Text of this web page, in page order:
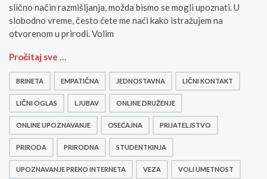
slično način razmišljanja, možda bismo se mogli upoznati. U
slobodno vreme, često ćete me naći kako istražujem na
otvorenom u prirodi. Volim
V
i
p
i
o
d
Pročitaj sve …
BRINETA EMPATIČNA JEDNOSTAVNA LIČNI KONTAKT
LIČNI OGLAS LJUBAV ONLINE DRUŽENJE
ONLINE UPOZNAVANJE OSEĆAJNA PRIJATELJSTVO
PRIRODA PRIRODNA STUDENTKINJA
UPOZNAVANJE PREKO INTERNETA VEZA VOLI UMETNOST